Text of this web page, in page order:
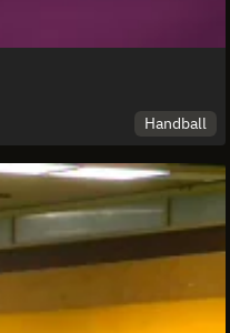
Handball